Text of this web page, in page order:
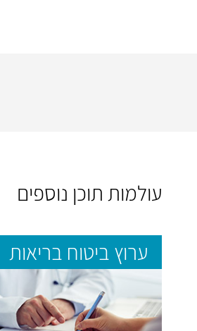
עולמות תוכן נוספים
ערוץ ביטוח בריאות